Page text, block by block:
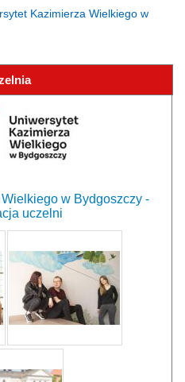
Kazimierza Wielkiego w
w Bydgoszczy -
uczelni